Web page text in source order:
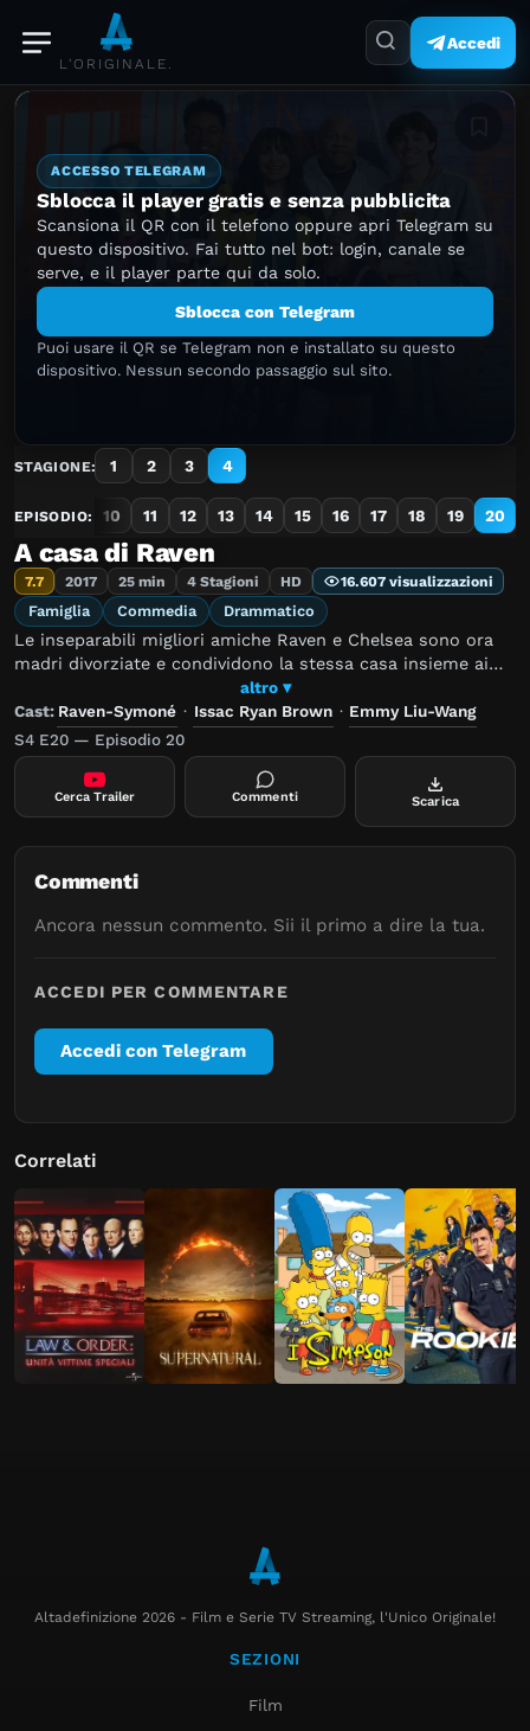
L'ORIGINALE.
Accedi
ACCESSO TELEGRAM
Sblocca il player gratis e senza pubblicita
Scansiona il QR con il telefono oppure apri Telegram su
questo dispositivo. Fai tutto nel bot: login, canale se
serve, e il player parte qui da solo.
Sblocca con Telegram
Puoi usare il QR se Telegram non e installato su questo
dispositivo. Nessun secondo passaggio sul sito.
STAGIONE: 1 2 3 4
EPISODIO:
8 9 10 11 12 13 14 15 16 17 18 19 20
A casa di Raven
7.7 2017 25 min 4 Stagioni HD 16.607 visualizzazioni
Famiglia Commedia Drammatico
Le inseparabili migliori amiche Raven e Chelsea sono ora
madri divorziate e condividono la stessa casa insieme ai
rispettivi figli: Booker, Nia, figli di Raven e Levi, figlio di
Chelsea. Le cose cambiano quando Booker, fratello gemello
di Nia, scopre che ha ereditato dalla madre la capacità di
vedere nel futuro.
altro ▾
Cast: Raven-Symoné · Issac Ryan Brown · Emmy Liu-Wang
S4 E20 — Episodio 20
Cerca Trailer Commenti Scarica
Commenti
Ancora nessun commento. Sii il primo a dire la tua.
ACCEDI PER COMMENTARE
Accedi con Telegram
Correlati
Altadefinizione 2026 - Film e Serie TV Streaming, l'Unico Originale!
SEZIONI
Film